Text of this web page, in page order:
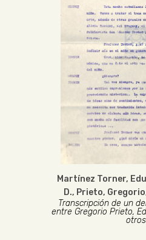
Martínez Torner,
D., Prieto, Gregorio
Transcripción de un
entre Gregorio Prieto,
otros